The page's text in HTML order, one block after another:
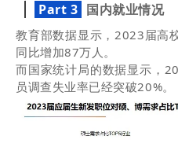
Part 3 国内就业情况
教育部数据显示，2023届高
同比增加87万人。
而国家统计局的数据显示，
员调查失业率已经突破20%。